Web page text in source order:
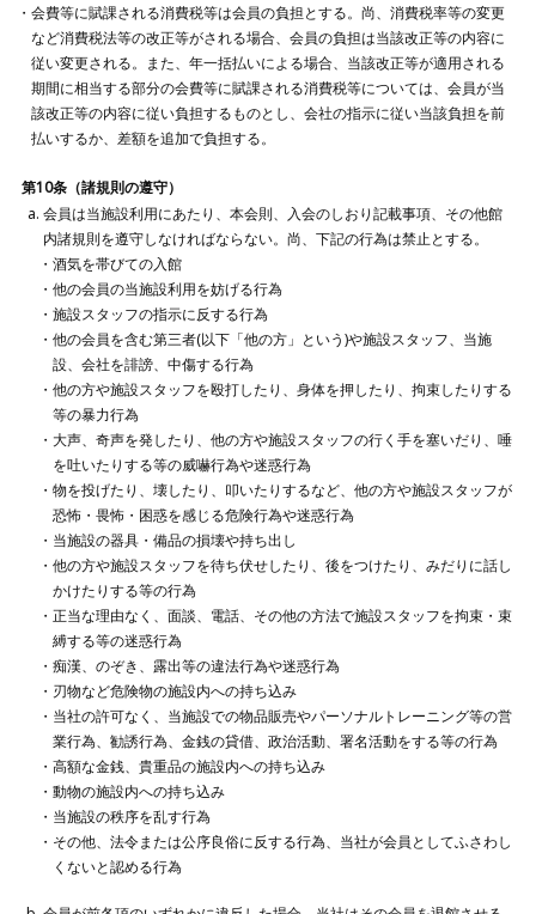
会費等に賦課される消費税等は会員の負担とする。尚、消費税率等の変更
など消費税法等の改正等がされる場合、会員の負担は当該改正等の内容に
従い変更される。また、年一括払いによる場合、当該改正等が適用される
期間に相当する部分の会費等に賦課される消費税等については、会員が当
該改正等の内容に従い負担するものとし、会社の指示に従い当該負担を前
払いするか、差額を追加で負担する。
第10条（諸規則の遵守）
会員は当施設利用にあたり、本会則、入会のしおり記載事項、その他館
内諸規則を遵守しなければならない。尚、下記の行為は禁止とする。
酒気を帯びての入館
他の会員の当施設利用を妨げる行為
施設スタッフの指示に反する行為
他の会員を含む第三者(以下「他の方」という)や施設スタッフ、当施
設、会社を誹謗、中傷する行為
他の方や施設スタッフを殴打したり、身体を押したり、拘束したりする
等の暴力行為
大声、奇声を発したり、他の方や施設スタッフの行く手を塞いだり、唾
を吐いたりする等の威嚇行為や迷惑行為
物を投げたり、壊したり、叩いたりするなど、他の方や施設スタッフが
恐怖・畏怖・困惑を感じる危険行為や迷惑行為
当施設の器具・備品の損壊や持ち出し
他の方や施設スタッフを待ち伏せしたり、後をつけたり、みだりに話し
かけたりする等の行為
正当な理由なく、面談、電話、その他の方法で施設スタッフを拘束・束
縛する等の迷惑行為
痴漢、のぞき、露出等の違法行為や迷惑行為
刃物など危険物の施設内への持ち込み
当社の許可なく、当施設での物品販売やパーソナルトレーニング等の営
業行為、勧誘行為、金銭の貸借、政治活動、署名活動をする等の行為
高額な金銭、貴重品の施設内への持ち込み
動物の施設内への持ち込み
当施設の秩序を乱す行為
その他、法令または公序良俗に反する行為、当社が会員としてふさわし
くないと認める行為